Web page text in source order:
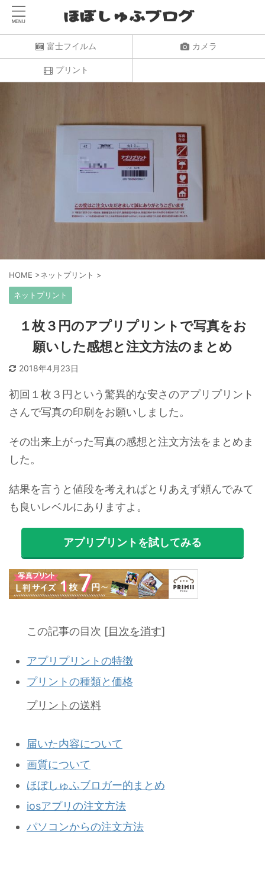
富士フイルム カメラ
プリント
HOME >ネットプリント >
ネットプリント
１枚３円のアプリプリントで写真をお
願いした感想と注文方法のまとめ
2018年4月23日
初回１枚３円という驚異的な安さのアプリプリント
さんで写真の印刷をお願いしました。
その出来上がった写真の感想と注文方法をまとめま
した。
結果を言うと値段を考えればとりあえず頼んでみて
も良いレベルにありますよ。
アプリプリントを試してみる
この記事の目次 [目次を消す]
アプリプリントの特徴
プリントの種類と価格
プリントの送料
届いた内容について
画質について
ほぼしゅふブロガー的まとめ
iosアプリの注文方法
パソコンからの注文方法